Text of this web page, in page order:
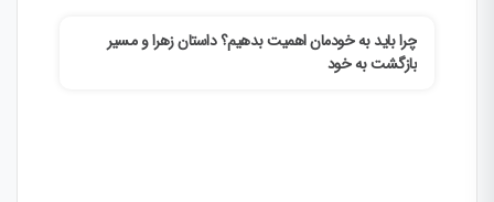
چرا باید به خودمان اهمیت بدهیم؟ داستان زهرا و مسیر
بازگشت به خود